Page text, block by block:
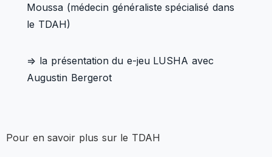
Moussa (médecin généraliste spécialisé dans
le TDAH)
=> la présentation du e-jeu LUSHA avec
Augustin Bergerot
Pour en savoir plus sur le TDAH